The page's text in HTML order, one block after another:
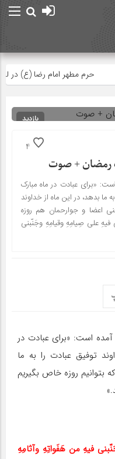
حرم مطهر امام رضا (ع) در لحظه
بازدید
4
رمضان + صوت
«برای عبادت در ماه مبارک
ما بدهد، در این ماه از خداوند
اعضا و جوارحمان هم روزه
فیهِ علی صِیامِهِ وقیامِهِ وجَنّبنی
است: «برای عبادت در
توفیق عبادت را به ما
بتوانیم روزه خاص بگیریم
فیهِ من هَفَواتِهِ وآثامِهِ